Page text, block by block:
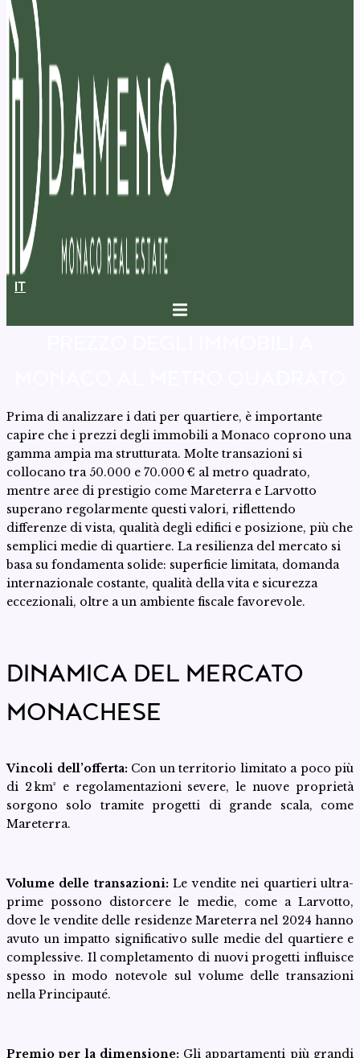
IT
Prima di analizzare i dati per quartiere, è importante
capire che i prezzi degli immobili a Monaco coprono una
gamma ampia ma strutturata. Molte transazioni si
collocano tra 50.000 e 70.000 € al metro quadrato,
mentre aree di prestigio come Mareterra e Larvotto
superano regolarmente questi valori, riflettendo
differenze di vista, qualità degli edifici e posizione, più che
semplici medie di quartiere. La resilienza del mercato si
basa su fondamenta solide: superficie limitata, domanda
internazionale costante, qualità della vita e sicurezza
eccezionali, oltre a un ambiente fiscale favorevole.
DINAMICA DEL MERCATO
MONACHESE
Vincoli dell’offerta:Con un territorio limitato a poco più
di 2 km² e regolamentazioni severe, le nuove proprietà
sorgono solo tramite progetti di grande scala, come
Mareterra.
Volume delle transazioni:Le vendite nei quartieri ultra-
prime possono distorcere le medie, come a Larvotto,
dove le vendite delle residenze Mareterra nel 2024 hanno
avuto un impatto significativo sulle medie del quartiere e
complessive. Il completamento di nuovi progetti influisce
spesso in modo notevole sul volume delle transazioni
nella Principauté.
Premio per la dimensione:Gli appartamenti più grandi